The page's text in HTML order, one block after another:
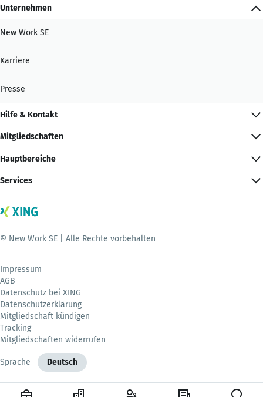
Unternehmen
New Work SE
Karriere
Presse
Hilfe & Kontakt
Mitgliedschaften
Hauptbereiche
Services
© New Work SE | Alle Rechte vorbehalten
Impressum
AGB
Datenschutz bei XING
Datenschutzerklärung
Mitgliedschaft kündigen
Tracking
Mitgliedschaften widerrufen
Sprache Deutsch